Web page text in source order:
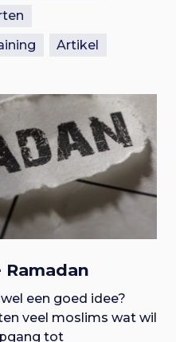
Artikel
een goed idee?
veel moslims wat wil
tot